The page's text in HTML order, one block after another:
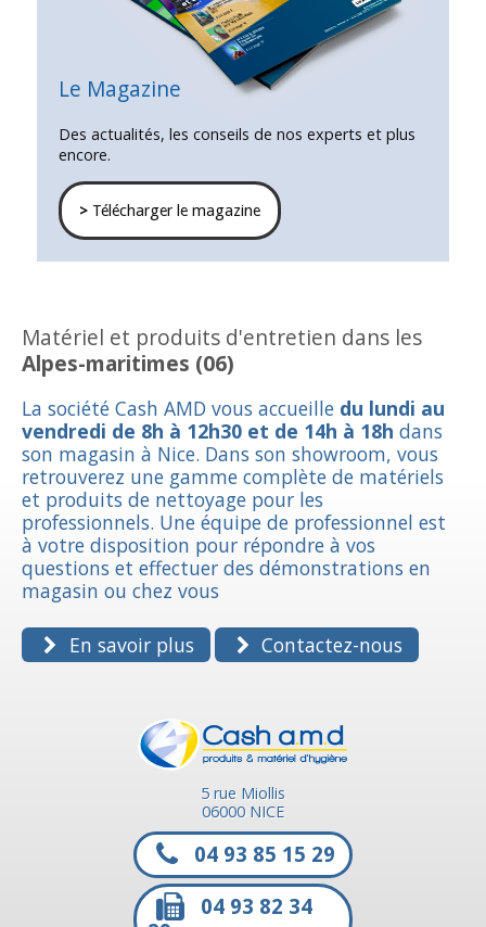
Le Magazine
Des actualités, les conseils de nos experts et plus
encore.
>Télécharger le magazine
Matériel et produits d'entretien dans les
Alpes-maritimes (06)
La société Cash AMD vous accueille du lundi au
vendredi de 8h à 12h30 et de 14h à 18h dans
son magasin à Nice. Dans son showroom, vous
retrouverez une gamme complète de matériels
et produits de nettoyage pour les
professionnels. Une équipe de professionnel est
à votre disposition pour répondre à vos
questions et effectuer des démonstrations en
magasin ou chez vous
En savoir plus Contactez-nous
5 rue Miollis
06000 NICE
04 93 85 15 29
04 93 82 34